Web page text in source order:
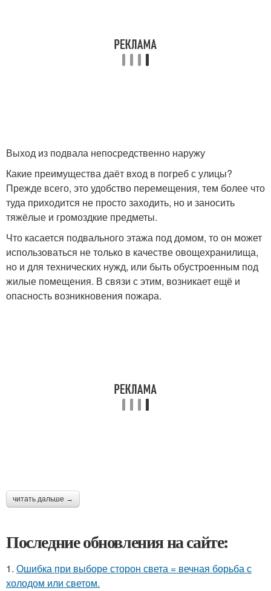
Выход из подвала непосредственно наружу
Какие преимущества даёт вход в погреб с улицы?
Прежде всего, это удобство перемещения, тем более что
туда приходится не просто заходить, но и заносить
тяжёлые и громоздкие предметы.
Что касается подвального этажа под домом, то он может
использоваться не только в качестве овощехранилища,
но и для технических нужд, или быть обустроенным под
жилые помещения. В связи с этим, возникает ещё и
опасность возникновения пожара.
читать дальше →
Последние обновления на сайте:
1. Ошибка при выборе сторон света = вечная борьба с
холодом или светом.